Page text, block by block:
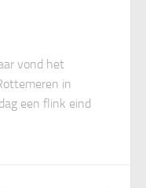
vond het
in
een flink eind